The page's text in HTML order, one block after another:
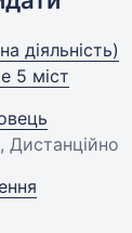
діяльність)
5 міст
Дистанційно